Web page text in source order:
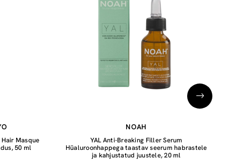
Masque
50 ml
NOAH
YAL Anti-Breaking Filler Serum
Hüaluroonhappega taastav seerum habrastele
ja kahjustatud juustele, 20 ml